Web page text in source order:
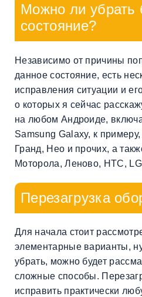
Можно ли убрать
состояние?
Независимо от причины
данное состояние, есть
исправления ситуации и
о которых я сейчас
на любом Андроиде,
Samsung Galaxy, к
Гранд, Нео и прочих, а
Моторола, Леново, HTC,
Перезагрузка
Для начала стоит
элементарные варианты,
убрать, можно будет
сложные способы.
исправить практически